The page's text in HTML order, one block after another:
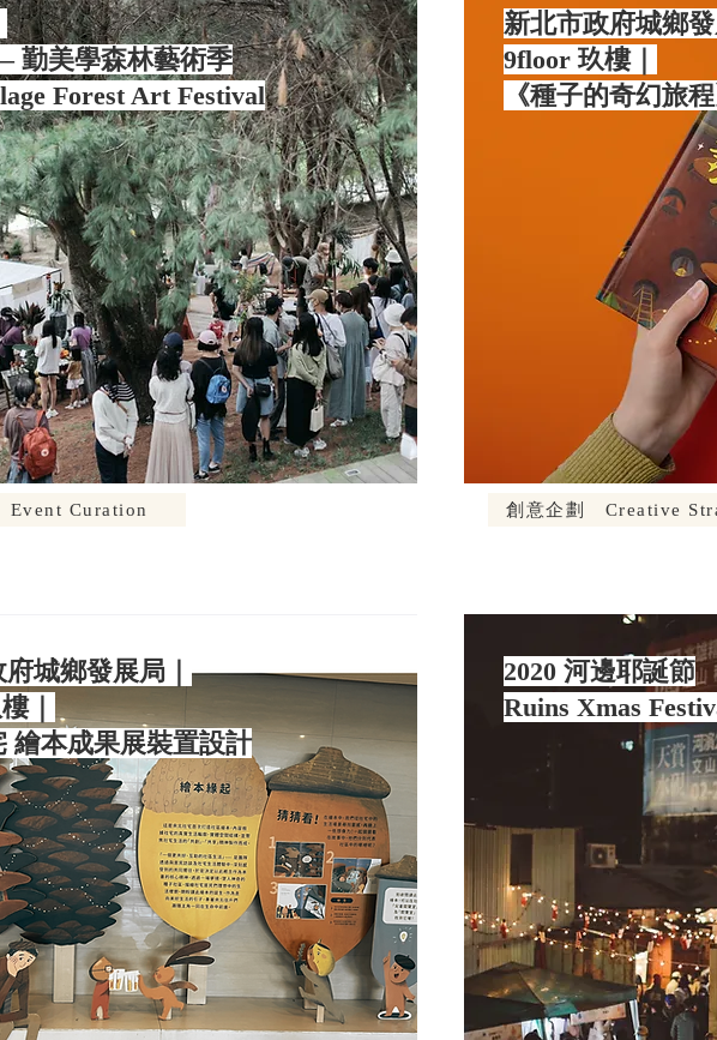
美學森林藝術季
Forest Art Festival
Event Curation
城鄉發展局｜
｜
繪本成果展裝置設計
新北市政府城鄉
9floor 玖樓｜
《種子的奇幻旅
創意企劃​ Creative
2020 河邊耶誕節
Ruins Xmas